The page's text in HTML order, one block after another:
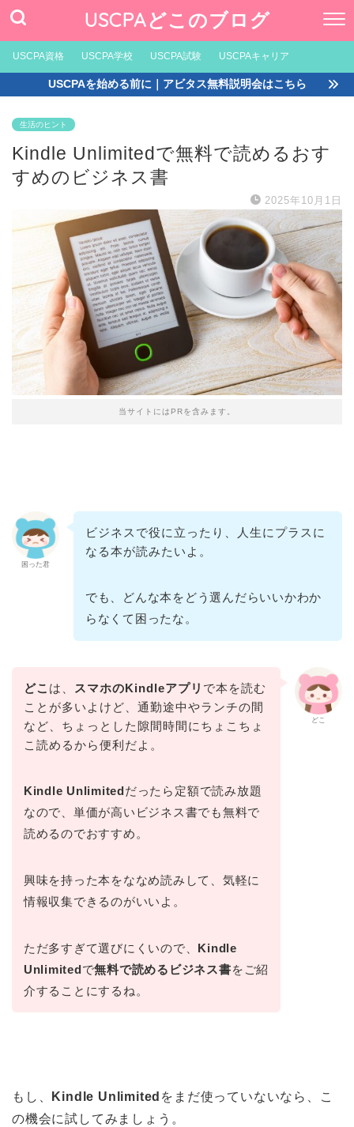
USCPAどこのブログ
USCPA資格 USCPA学校 USCPA試験 USCPAキャリア
USCPAを始める前に｜アビタス無料説明会はこちら
生活のヒント
Kindle Unlimitedで無料で読めるおす
すめのビジネス書
2025年10月1日
当サイトにはPRを含みます。
困った君
ビジネスで役に立ったり、人生にプラスに
なる本が読みたいよ。
でも、どんな本をどう選んだらいいかわか
らなくて困ったな。
どこ
どこ は、 スマホのKindleアプリ で本を読む
ことが多いよけど、通勤途中やランチの間
など、ちょっとした隙間時間にちょこちょ
こ読めるから便利だよ。
Kindle Unlimitedだったら定額で読み放題
なので、単価が高いビジネス書でも無料で
読めるのでおすすめ。
興味を持った本をななめ読みして、気軽に
情報収集できるのがいいよ。
ただ多すぎて選びにくいので、 Kindle
Unlimitedで無料で読めるビジネス書をご紹
介することにするね。
もし、 Kindle Unlimited をまだ使っていないなら、こ
の機会に試してみましょう。